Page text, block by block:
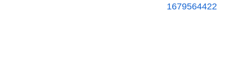
1679564422